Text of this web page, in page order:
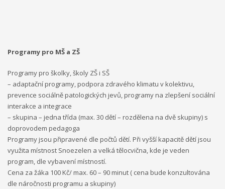
Programy pro MŠ a ZŠ
Programy pro školky, školy ZŠ i SŠ
– adaptační programy, podpora zdravého klimatu v kolektivu,
prevence sociálně patologických jevů, programy na zlepšení sociální
interakce a integrace
– skupina – jedna třída (max. 30 dětí – rozdělena na dvě skupiny) s
doprovodem pedagoga
Programy jsou připravené dle počtů dětí. Při vyšší kapacitě dětí jsou
využita místnost Snoezelen a velká tělocvična, kde je veden
program, dle vybavení místností.
Cena za žáka 100 Kč/ max. 60 – 90 minut ( cena bude konzultována
dle náročnosti programu a skupiny)